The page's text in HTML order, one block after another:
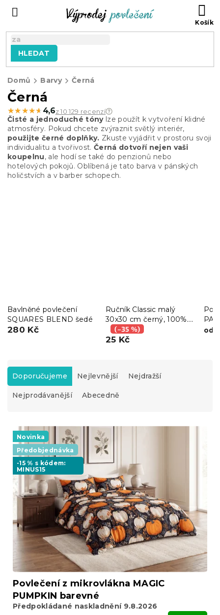
HLEDAT
Domů Barvy Černá
Černá
★★★★★
★★★★★ 4,6z 10 129 recenzí
Čisté a jednoduché tónylze použít k vytvoření klidné
atmosféry. Pokud chcete zvýraznit světlý interiér,
použijte černé doplňky. Zkuste vyjádřit v prostoru svoji
individualitu a tvořivost.Černá dotvoří nejen vaši
koupelnu, ale hodí se také do penzionů nebo
hotelových pokojů. Oblíbená je tato barva v pánských
holičstvích a v barber schopech.
Bavlněné povlečení
SQUARES BLEND šedé
280 Kč
Ručník Classic malý
30x30 cm černý, 100%
bavlna
(–35 %)
25 Kč
od
Ř
z
e
p
u
k
Doporučujeme Nejlevnější Nejdražší
Nejprodávanější Abecedně
p
p
u
ů
Novinka
Předobjednávka
-15 % s kódem:
MINUS15
Povlečení z mikrovlákna MAGIC
PUMPKIN barevné
Předpokládané naskladnění 9.8.2026